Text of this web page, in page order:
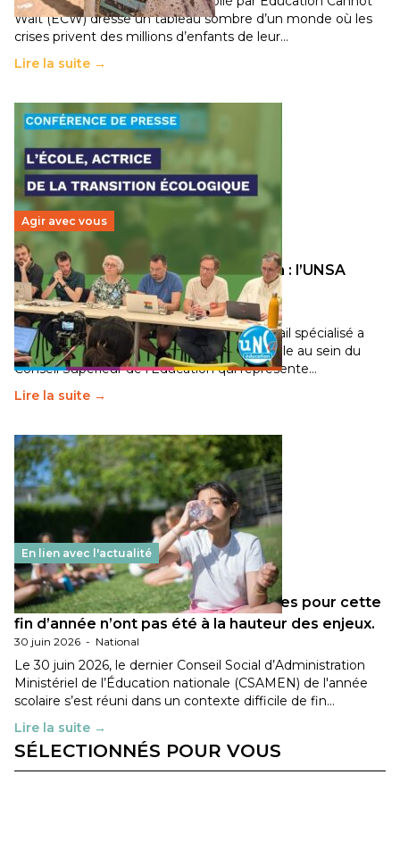
Wait (ECW) dresse un tableau sombre d’un monde où les
crises privent des millions d’enfants de leur…
Lire la suite →
Agir avec vous
Transition écologique de l’éducation : l’UNSA
Éducation fait bouger les lignes
30 juin 2026-National
Pendant plusieurs mois, un groupe de travail spécialisé a
travaillé sur la transition écologique de l’Ecole au sein du
Conseil Supérieur de l’Éducation qui représente…
Lire la suite →
En lien avec l'actualité
Les décisions ministérielles attendues pour cette
fin d’année n’ont pas été à la hauteur des enjeux.
30 juin 2026 - National
Le 30 juin 2026, le dernier Conseil Social d’Administration
Ministériel de l’Éducation nationale (CSAMEN) de l'année
scolaire s’est réuni dans un contexte difficile de fin…
Lire la suite →
SÉLECTIONNÉS POUR VOUS